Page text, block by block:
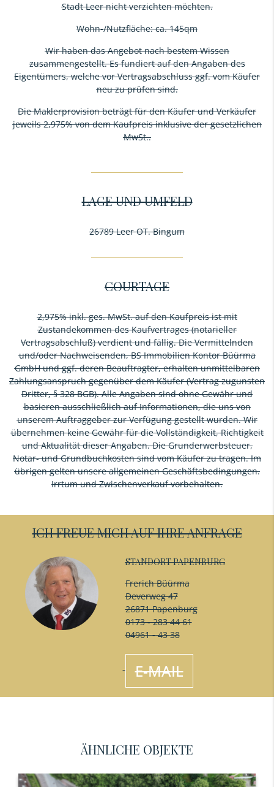
Stadt Leer nicht verzichten möchten.
Wohn-/Nutzfläche: ca. 145qm
Wir haben das Angebot nach bestem Wissen
zusammengestellt. Es fundiert auf den Angaben des
Eigentümers, welche vor Vertragsabschluss ggf. vom Käufer
neu zu prüfen sind.
Die Maklerprovision beträgt für den Käufer und Verkäufer
jeweils 2,975% von dem Kaufpreis inklusive der gesetzlichen
MwSt..
LAGE UND UMFELD
26789 Leer OT. Bingum
COURTAGE
2,975% inkl. ges. MwSt. auf den Kaufpreis ist mit
Zustandekommen des Kaufvertrages (notarieller
Vertragsabschluß) verdient und fällig. Die Vermittelnden
und/oder Nachweisenden, BS Immobilien Kontor Büürma
GmbH und ggf. deren Beauftragter, erhalten unmittelbaren
Zahlungsanspruch gegenüber dem Käufer (Vertrag zugunsten
Dritter, § 328 BGB). Alle Angaben sind ohne Gewähr und
basieren ausschließlich auf Informationen, die uns von
unserem Auftraggeber zur Verfügung gestellt wurden. Wir
übernehmen keine Gewähr für die Vollständigkeit, Richtigkeit
und Aktualität dieser Angaben. Die Grunderwerbsteuer,
Notar- und Grundbuchkosten sind vom Käufer zu tragen. Im
übrigen gelten unsere allgemeinen Geschäftsbedingungen.
Irrtum und Zwischenverkauf vorbehalten.
ICH FREUE MICH AUF IHRE ANFRAGE
STANDORT PAPENBURG
Frerich Büürma
Deverweg 47
26871 Papenburg
0173 - 283 44 61
04961 - 43 38
E-MAIL
ÄHNLICHE OBJEKTE